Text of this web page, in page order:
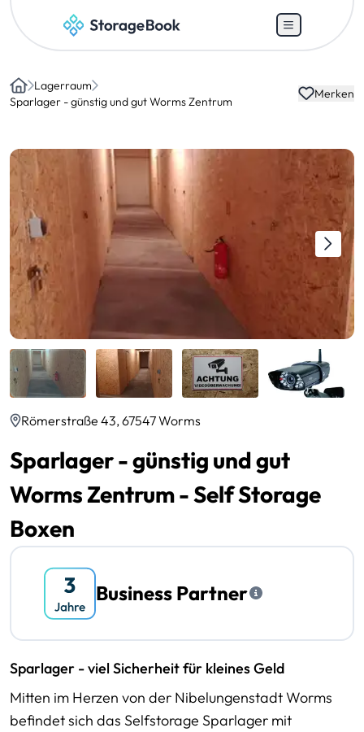
Home
Lagerraum
Sparlager - günstig und gut Worms Zentrum
Merken
Römerstraße 43, 67547 Worms
Sparlager - günstig und gut
Worms Zentrum - Self Storage
Boxen
Business Partner
Sparlager - viel Sicherheit für kleines Geld
Mitten im Herzen von der Nibelungenstadt Worms
befindet sich das Selfstorage Sparlager mit